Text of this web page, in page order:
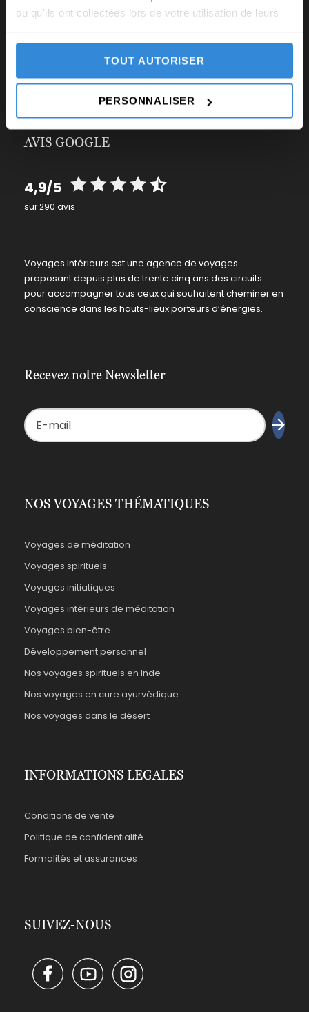
ou qu'ils ont collectées lors de votre utilisation de leurs
TOUT AUTORISER
PERSONNALISER
Questions fréquentes
Comment s’inscrire ?
Avis des voyageurs
Nous contacter
AVIS GOOGLE
4,9/5
sur 290 avis
Voyages Intérieurs est une agence de voyages
proposant depuis plus de trente cinq ans des circuits
pour accompagner tous ceux qui souhaitent cheminer en
conscience dans les hauts-lieux porteurs d’énergies.
Recevez notre Newsletter
NOS VOYAGES THÉMATIQUES
Voyages de méditation
Voyages spirituels
Voyages initiatiques
Voyages intérieurs de méditation
Voyages bien-être
Développement personnel
Nos voyages spirituels en Inde
Nos voyages en cure ayurvédique
Nos voyages dans le désert
INFORMATIONS LEGALES
Conditions de vente
Politique de confidentialité
Formalités et assurances
SUIVEZ-NOUS